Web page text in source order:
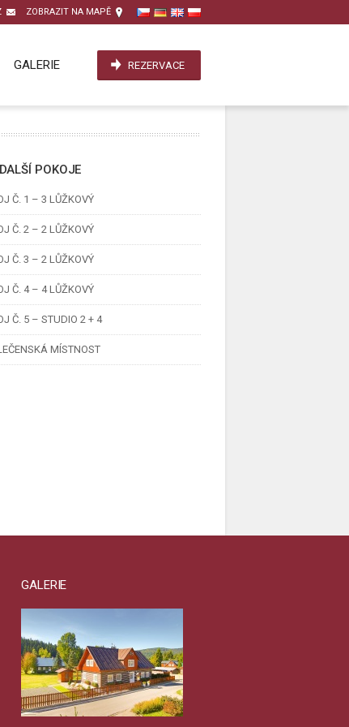
ZOBRAZIT NA MAPĚ
REZERVACE
GALERIE
POKOJE
Č. 1 – 3 LŮŽKOVÝ
Č. 2 – 2 LŮŽKOVÝ
Č. 3 – 2 LŮŽKOVÝ
Č. 4 – 4 LŮŽKOVÝ
Č. 5 – STUDIO 2 + 4
MÍSTNOST
GALERIE